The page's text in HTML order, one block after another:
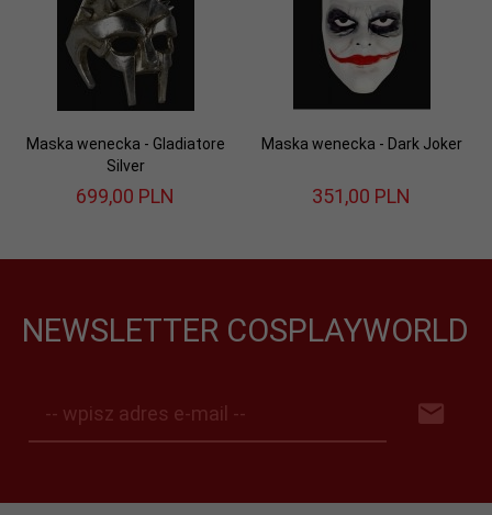
Maska wenecka - Gladiatore
Silver
699,00 PLN
Maska wenecka - Dark Joker
351,00 PLN
NEWSLETTER COSPLAYWORLD
-- wpisz adres e-mail --